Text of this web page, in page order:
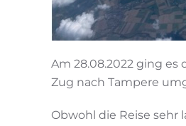
Am 28.08.2022 ging
Zug nach Tampere
Obwohl die Reise